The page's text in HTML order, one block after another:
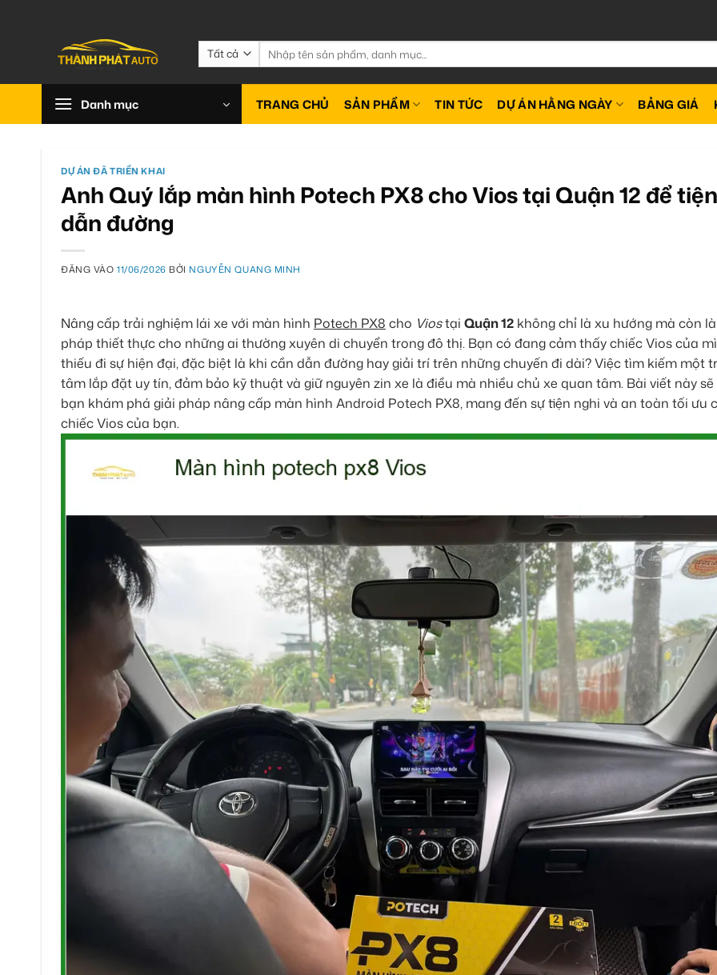
Tìm
kiếm:
Danh mục TRANG CHỦ SẢN PHẨM TIN TỨC DỰ ÁN HẰNG NGÀY BẢNG GIÁ
DỰ ÁN ĐÃ TRIỂN KHAI
Anh Quý lắp màn hình Potech PX8 cho Vios tại Quận 12 để tiện
dẫn đường
ĐĂNG VÀO11/06/2026 BỞI NGUYỄN QUANG MINH
Nâng cấp trải nghiệm lái xe với màn hình Potech PX8 cho Viostại Quận 12 không chỉ là xu hướng mà còn
pháp thiết thực cho những ai thường xuyên di chuyển trong đô thị. Bạn có đang cảm thấy chiếc Vios của
thiếu đi sự hiện đại, đặc biệt là khi cần dẫn đường hay giải trí trên những chuyến đi dài? Việc tìm kiếm một
tâm lắp đặt uy tín, đảm bảo kỹ thuật và giữ nguyên zin xe là điều mà nhiều chủ xe quan tâm. Bài viết này
bạn khám phá giải pháp nâng cấp màn hình Android Potech PX8, mang đến sự tiện nghi và an toàn tối ưu
chiếc Vios của bạn.